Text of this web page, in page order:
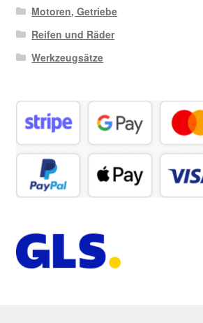
Motoren, Getriebe
Reifen und Räder
Werkzeugsätze